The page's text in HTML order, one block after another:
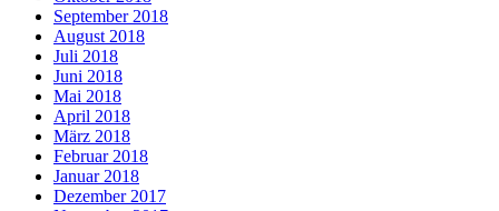
September 2018
August 2018
Juli 2018
Juni 2018
Mai 2018
April 2018
März 2018
Februar 2018
Januar 2018
Dezember 2017